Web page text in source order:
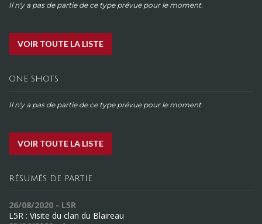
Il n'y a pas de partie de ce type prévue pour le moment.
VOIR TOUTE LA LISTE
ONE SHOTS
Il n'y a pas de partie de ce type prévue pour le moment.
VOIR TOUTE LA LISTE
RÉSUMÉS DE PARTIE
26/08/2020 - L5R
L5R : Visite du clan du Blaireau